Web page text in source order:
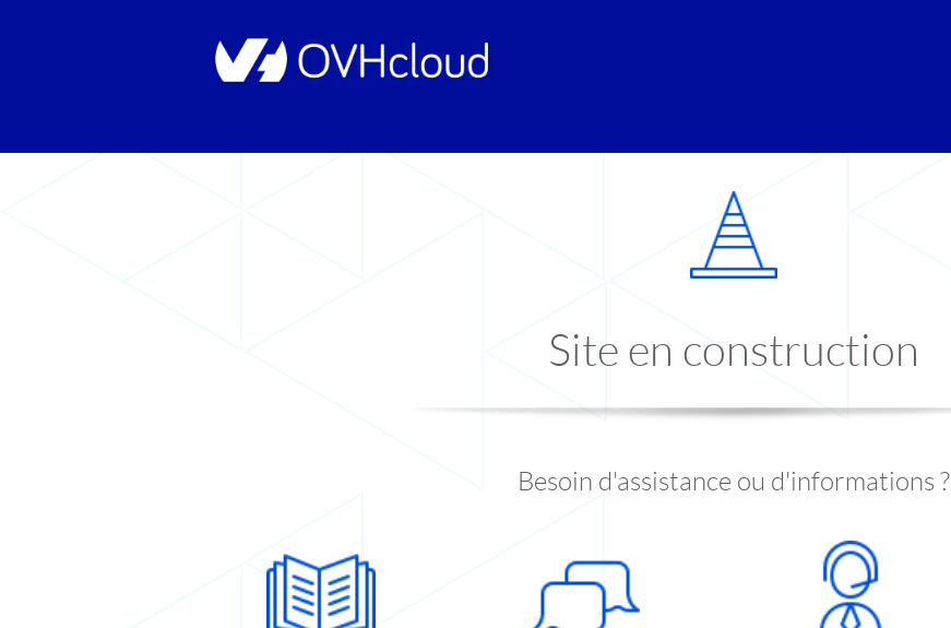
Site en construction
Besoin d'assistance ou d'informations ?